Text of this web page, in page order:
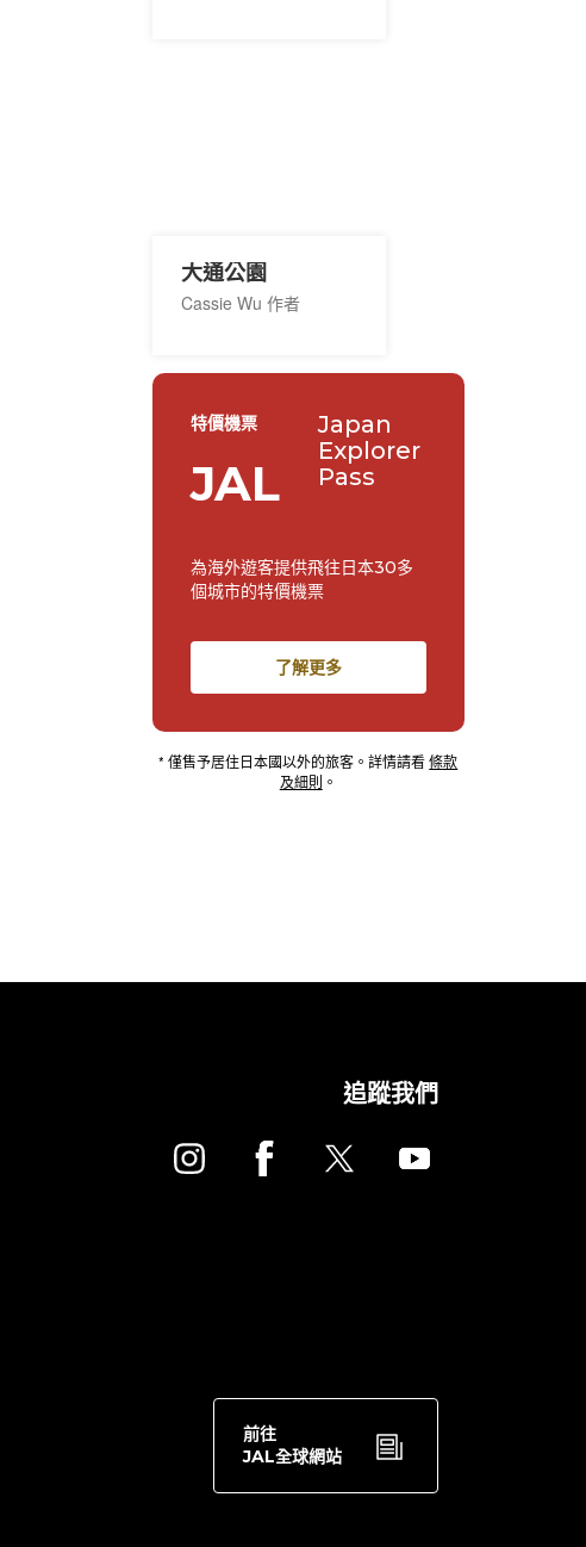
大通公園
Cassie Wu 作者
特價機票
JAL
Japan
Explorer
Pass
為海外遊客提供飛往日本30多
個城市的特價機票
了解更多
* 僅售予居住日本國以外的旅客。詳情請看條款
及細則 。
追蹤我們
前往
JAL全球網站